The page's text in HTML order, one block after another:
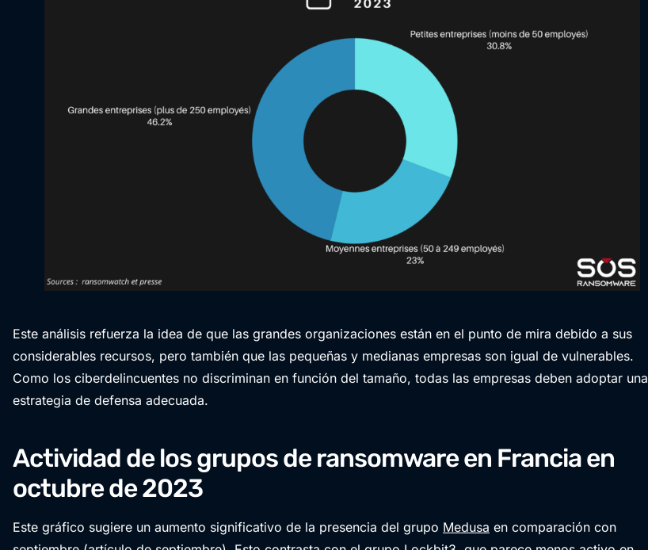
Este análisis refuerza la idea de que las grandes organizaciones están en el punto de mira debido a sus
considerables recursos, pero también que las pequeñas y medianas empresas son igual de vulnerables.
Como los ciberdelincuentes no discriminan en función del tamaño, todas las empresas deben adoptar una
estrategia de defensa adecuada.
Actividad de los grupos de ransomware en Francia en
octubre de 2023
Este gráfico sugiere un aumento significativo de la presencia del grupo Medusa en comparación con